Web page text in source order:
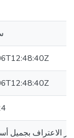
الاعتراف بجميل